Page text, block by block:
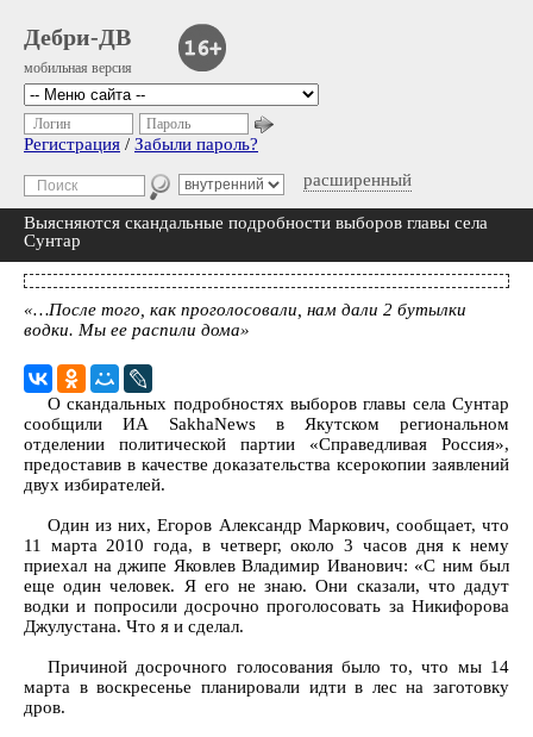
Дебри-ДВ
мобильная версия
расширенный
Логин Пароль
Регистрация / Забыли пароль?
Выясняются скандальные подробности выборов главы села
Сунтар
«…После того, как проголосовали, нам дали 2 бутылки
водки. Мы ее распили дома»
О скандальных подробностях выборов главы села Сунтар
сообщили ИА SakhaNews в Якутском региональном
отделении политической партии «Справедливая Россия»,
предоставив в качестве доказательства ксерокопии заявлений
двух избирателей.
Один из них, Егоров Александр Маркович, сообщает, что
11 марта 2010 года, в четверг, около 3 часов дня к нему
приехал на джипе Яковлев Владимир Иванович: «С ним был
еще один человек. Я его не знаю. Они сказали, что дадут
водки и попросили досрочно проголосовать за Никифорова
Джулустана. Что я и сделал.
Причиной досрочного голосования было то, что мы 14
марта в воскресенье планировали идти в лес на заготовку
дров.